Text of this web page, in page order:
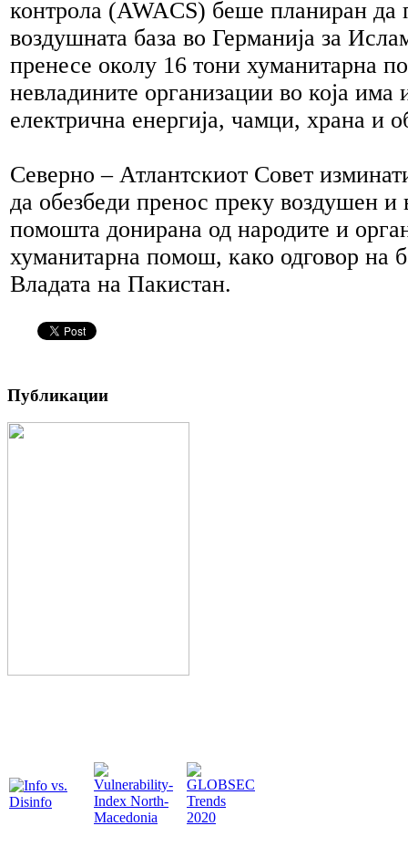
контрола (AWACS) беше планиран да
воздушната база во Германија за
пренесе околу 16 тони хуманитарна
невладините организации во која има
електрична енергија, чамци, храна и
Северно – Атлантскиот Совет
да обезбеди пренос преку воздушен и
помошта донирана од народите и
хуманитарна помош, како одговор на
Владата на Пакистан.
Публикации